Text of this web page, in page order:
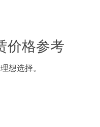
价格参考
想选择。